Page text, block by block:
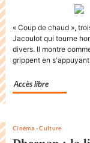
« Coup de chaud »,
Jacoulot qui tourne
divers. Il montre
grippent en
Accès libre
Cinéma -Culture